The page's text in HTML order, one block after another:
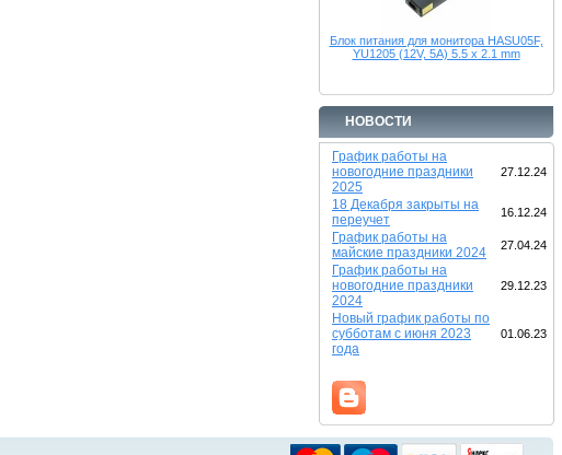
Блок питания для монитора HASU05F,
YU1205 (12V, 5A) 5.5 x 2.1 mm
НОВОСТИ
График работы на
новогодние праздники
2025
27.12.24
18 Декабря закрыты на
переучет
16.12.24
График работы на
майские праздники 2024
27.04.24
График работы на
новогодние праздники
2024
29.12.23
Новый график работы по
субботам с июня 2023
года
01.06.23